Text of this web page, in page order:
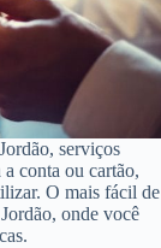
serviços
conta ou cartão,
O mais fácil de
onde você